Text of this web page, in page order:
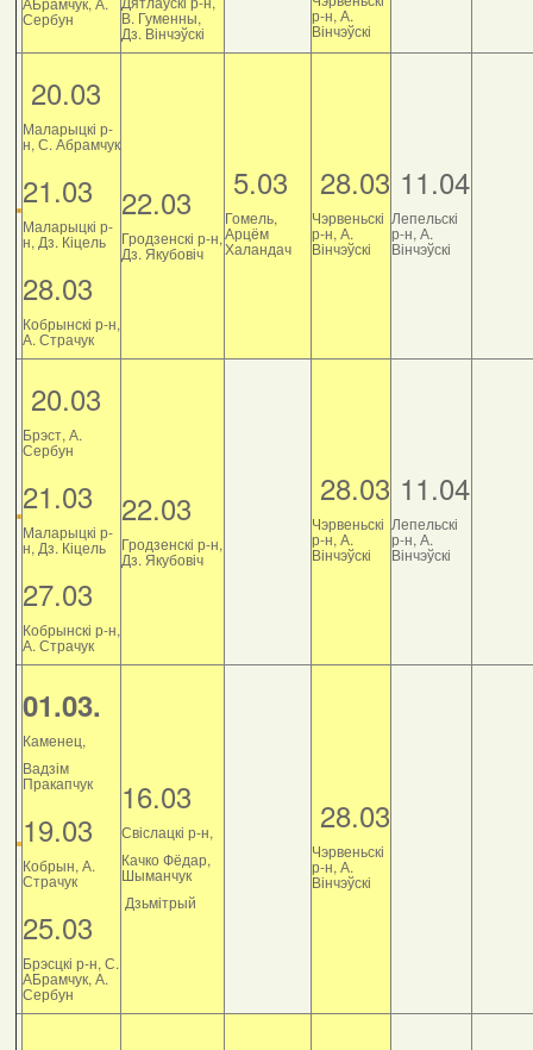
Сербун В. Гуменны,
Дз. Вінчэўскі
р-н, А.
Вінчэўскі
20.03
Маларыцкі р-
н, С. Абрамчук
21.03
Маларыцкі р-
н, Дз. Кіцель
28.03
Кобрынскі р-н,
А. Страчук
22.03
Гродзенскі р-н,
Дз. Якубовіч
5.03
Гомель,
Арцём
Халандач
28.03
Чэрвеньскі
р-н, А.
Вінчэўскі
11.04
Лепельскі
р-н, А.
Вінчэўскі
20.03
Брэст, А.
Сербун
21.03
Маларыцкі р-
н, Дз. Кіцель
27.03
Кобрынскі р-н,
А. Страчук
22.03
Гродзенскі р-н,
Дз. Якубовіч
28.03
Чэрвеньскі
р-н, А.
Вінчэўскі
11.04
Лепельскі
р-н, А.
Вінчэўскі
01.03.
Каменец,
Вадзім
Пракапчук
19.03
Кобрын, А.
Страчук
25.03
Брэсцкі р-н, С.
АБрамчук, А.
Сербун
16.03
Свіслацкі р-н,
Качко Фёдар,
Шыманчук
Дзьмітрый
28.03
Чэрвеньскі
р-н, А.
Вінчэўскі